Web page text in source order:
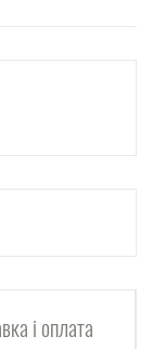
і оплата